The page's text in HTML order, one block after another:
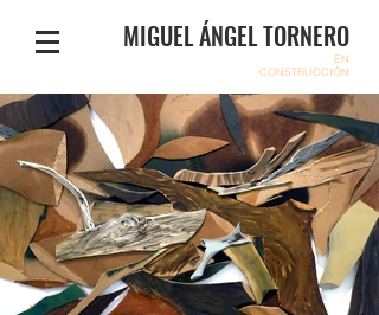
MIGUEL ÁNGEL TORNERO
EN
CONSTRUCCIÓN